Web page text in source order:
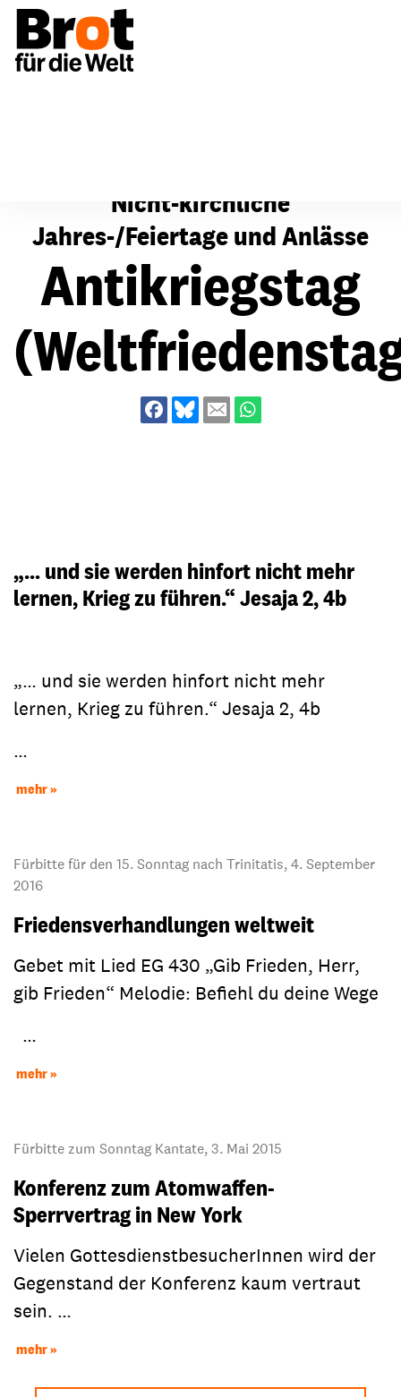
Nicht-kirchliche
Jahres-/Feiertage und Anlässe
Antikriegstag
„… und sie werden hinfort nicht mehr
lernen, Krieg zu führen.“ Jesaja 2, 4b
„… und sie werden hinfort nicht mehr
lernen, Krieg zu führen.“ Jesaja 2, 4b
…
mehr
Fürbitte für den 15. Sonntag nach Trinitatis, 4. September
2016
Friedensverhandlungen weltweit
Gebet mit Lied EG 430 „Gib Frieden, Herr,
gib Frieden“ Melodie: Befiehl du deine Wege
…
mehr
Fürbitte zum Sonntag Kantate, 3. Mai 2015
Konferenz zum Atomwaffen-
Sperrvertrag in New York
Vielen GottesdienstbesucherInnen wird der
Gegenstand der Konferenz kaum vertraut
sein. …
mehr